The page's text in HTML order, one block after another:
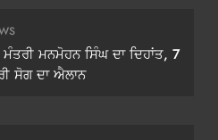
ਮੰਤਰੀ ਮਨਮੋਹਨ ਸਿੰਘ ਦਾ ਦਿਹਾਂਤ, 7
ਸੋਗ ਦਾ ਐਲਾਨ